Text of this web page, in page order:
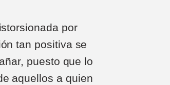
por
tan positiva se
puesto que lo
aquellos a quien